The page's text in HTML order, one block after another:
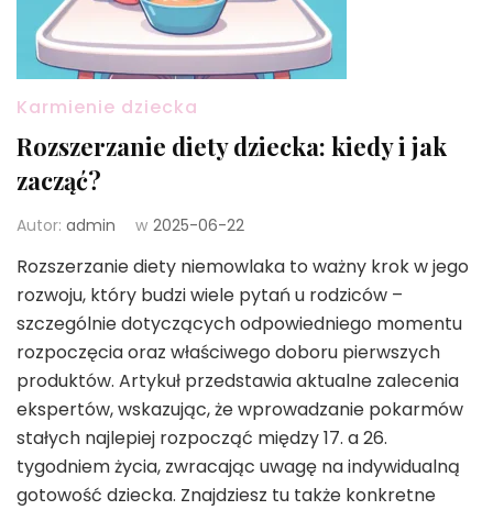
Karmienie dziecka
Rozszerzanie diety dziecka: kiedy i jak
zacząć?
Autor: admin w 2025-06-22
Rozszerzanie diety niemowlaka to ważny krok w jego
rozwoju, który budzi wiele pytań u rodziców –
szczególnie dotyczących odpowiedniego momentu
rozpoczęcia oraz właściwego doboru pierwszych
produktów. Artykuł przedstawia aktualne zalecenia
ekspertów, wskazując, że wprowadzanie pokarmów
stałych najlepiej rozpocząć między 17. a 26.
tygodniem życia, zwracając uwagę na indywidualną
gotowość dziecka. Znajdziesz tu także konkretne